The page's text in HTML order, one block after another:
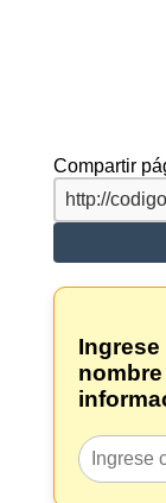
Compartir
Ingrese